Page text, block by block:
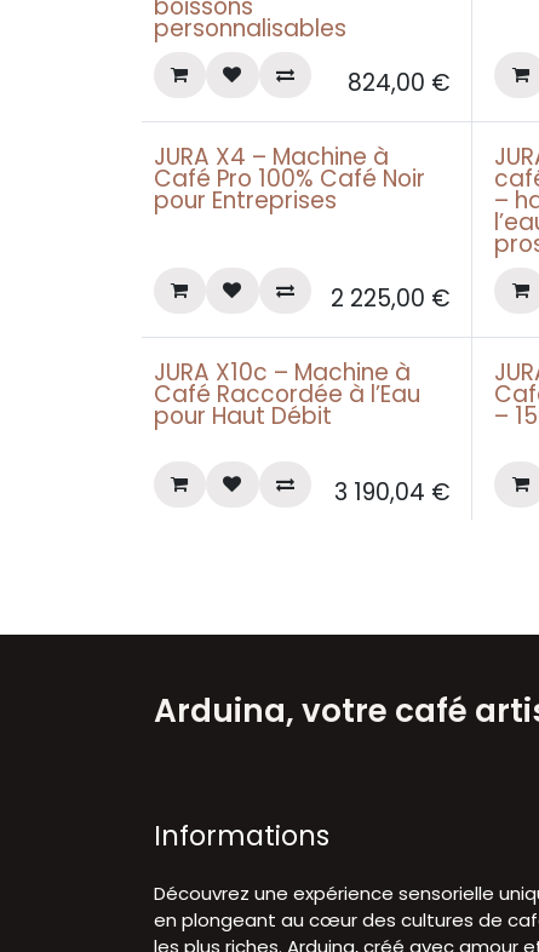
boissons
personnalisables
824,00 €
Leasing pro àpd 69€
JURA X4 – Machine à
Café Pro 100% Café Noir
pour Entreprises
2 225,00 €
–
Leasing pro àpd 99€
JURA X10c – Machine à
Café Raccordée à l’Eau
pour Haut Débit
3 190,04 €
–
Informations
Découvrez une expérience sensorielle
en plongeant au cœur des cultures de
les plus riches. Arduina, créé avec amour
Arduina, votre café